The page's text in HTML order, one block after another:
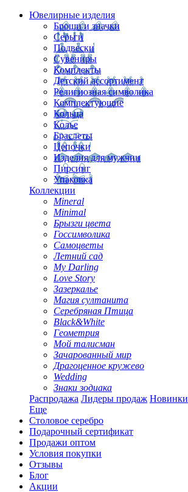
Ювелирные изделия
Броши и значки
Серьги
Подвески
Сувениры
Комплекты
Детский ассортимент
Религиозная символика
Комплектующие
Кольца
Колье
Браслеты
Цепочки
Изделия для мужчин
Пирсинг
Упаковка
Коллекции
Mineral
Minimal
Брызги цвета
Госсимволика
Самоцветы
Летний сад
My Darling
Love Story
Зазеркалье
Магия султанита
Серебряная Птица
Black&White
Геометрия
Мой талисман
Зачарованный мир
Драгоценное кружево
Wedding
Знаки зодиака
Распродажа Лидеры продаж Новинки
Еще
Столовое серебро
Подарочный сертификат
Продажи оптом
Условия покупки
Отзывы
Блог
Акции